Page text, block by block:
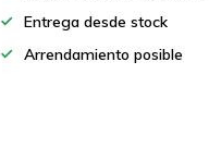
Entrega desde stock
Arrendamiento posible